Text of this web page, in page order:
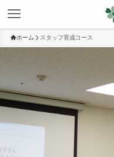
ホーム スタッフ育成コース